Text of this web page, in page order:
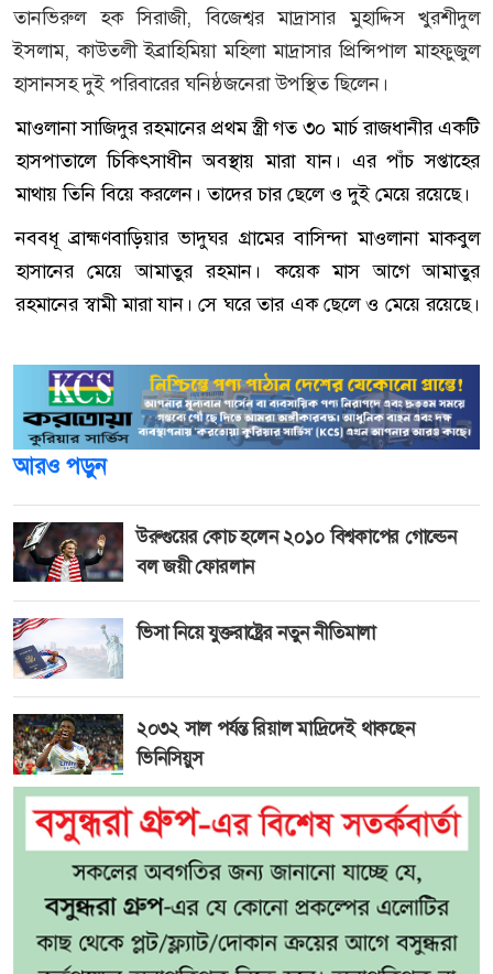
তানভিরুল হক সিরাজী, বিজেশ্বর মাদ্রাসার মুহাদ্দিস খুরশীদুল
ইসলাম, কাউতলী ইব্রাহিমিয়া মহিলা মাদ্রাসার প্রিন্সিপাল মাহফুজুল
হাসানসহ দুই পরিবারের ঘনিষ্ঠজনেরা উপস্থিত ছিলেন।
মাওলানা সাজিদুর রহমানের প্রথম স্ত্রী গত ৩০ মার্চ রাজধানীর একটি
হাসপাতালে চিকিৎসাধীন অবস্থায় মারা যান। এর পাঁচ সপ্তাহের
মাথায় তিনি বিয়ে করলেন। তাদের চার ছেলে ও দুই মেয়ে রয়েছে।
নববধূ ব্রাহ্মণবাড়িয়ার ভাদুঘর গ্রামের বাসিন্দা মাওলানা মাকবুল
হাসানের মেয়ে আমাতুর রহমান। কয়েক মাস আগে আমাতুর
রহমানের স্বামী মারা যান। সে ঘরে তার এক ছেলে ও মেয়ে রয়েছে।
আরও পড়ুন
উরুগুয়ের কোচ হলেন ২০১০ বিশ্বকাপের গোল্ডেন
বল জয়ী ফোরলান
ভিসা নিয়ে যুক্তরাষ্ট্রের নতুন নীতিমালা
২০৩২ সাল পর্যন্ত রিয়াল মাদ্রিদেই থাকছেন
ভিনিসিয়ুস